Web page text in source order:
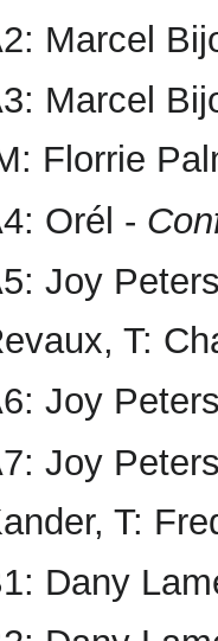
Marcel
Marcel
Florrie
Orél -
Joy
T:
Joy
Joy
T:
Dany